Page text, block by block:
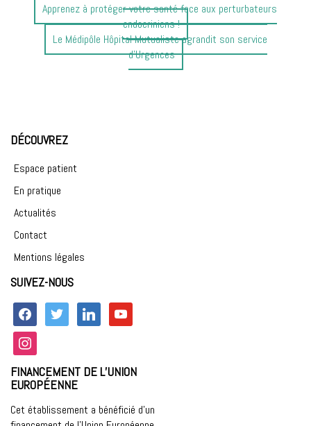
Article
précédent
Apprenez à protéger votre santé face aux perturbateurs
endocriniens !
Article
suivant
Le Médipôle Hôpital Mutualiste agrandit son service
d’Urgences
DÉCOUVREZ
Espace patient
En pratique
Actualités
Contact
Mentions légales
SUIVEZ-NOUS
facebook twitter linkedin
youtube
instagram
FINANCEMENT DE L’UNION
EUROPÉENNE
Cet établissement a bénéficié d’un